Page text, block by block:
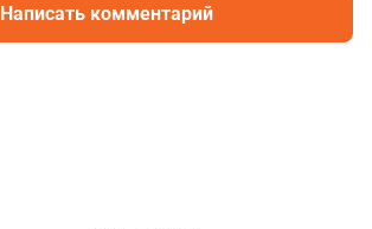
Написать комментарий